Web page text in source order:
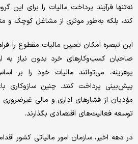
نه‌تنها فرآیند پرداخت مالیات را برای این
کند، بلکه به‌طور موثری از مشاغل کوچک و
این تبصره امکان تعیین مالیات مقطوع را
صاحبان کسب‌وکارهای خرد بدون نیاز به
پرهزینه، می‌توانند مالیات خود را بر
پیش‌بینی پرداخت کنند. چنین سازوکاری
مؤدیان از فشارهای اداری و مالی غیرضروری
توسعه فعالیت‌های اقتصادی بگذارند.
در دهه اخیر، سازمان امور مالیاتی کشور